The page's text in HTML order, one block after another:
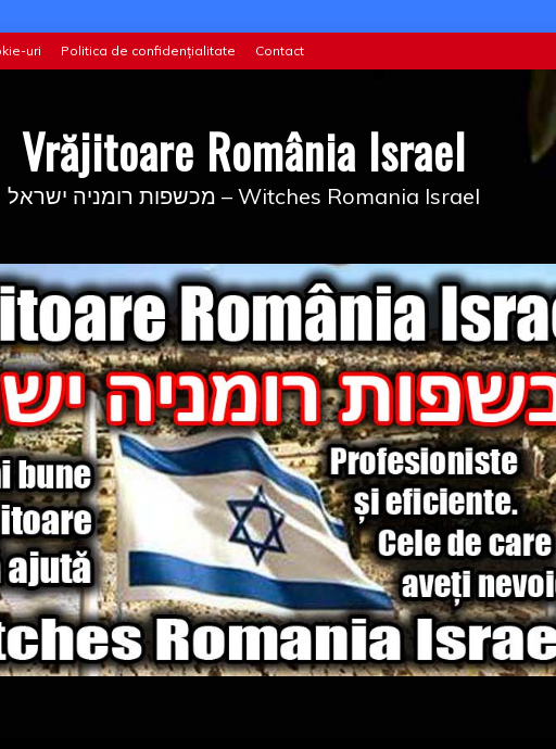
uri Politica de confidențialitate Contact
Vrăjitoare România Israel
מכשפות רומניה ישראל – Witches Romania Israel